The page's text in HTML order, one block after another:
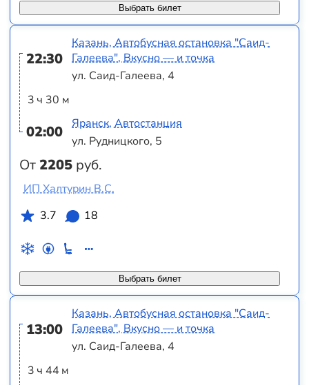
Выбрать билет
22:30
3 ч 30 м
02:00
От2205 руб.
Казань, Автобусная остановка "Саид-
Галеева", Вкусно — и точка
ул. Саид-Галеева, 4
Яранск, Автостанция
ул. Рудницкого, 5
Выбрать билет
ИП Халтурин В.С.
3.7
18
13:00
3 ч 44 м
Казань, Автобусная остановка "Саид-
Галеева", Вкусно — и точка
ул. Саид-Галеева, 4